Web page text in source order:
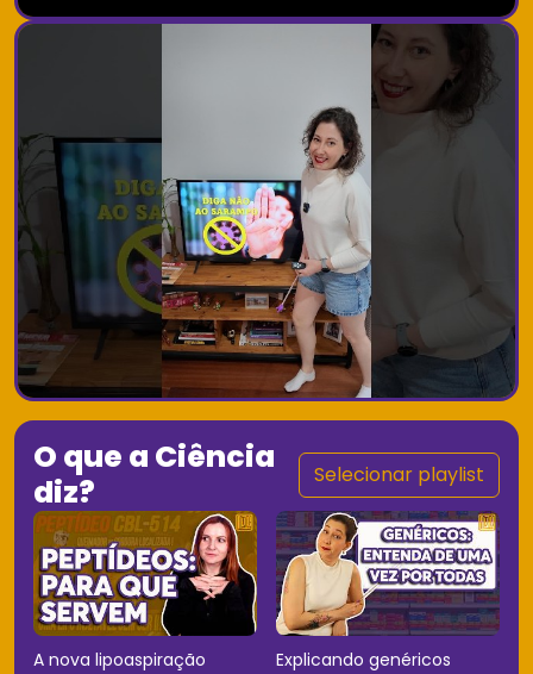
O que a Ciência
diz?
Selecionar playlist
A nova lipoaspiração
Explicando genéricos